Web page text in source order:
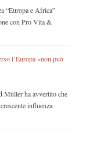
“Europa e Africa”
con Pro Vita &
l’Europa «non può
Müller ha avvertito che
influenza